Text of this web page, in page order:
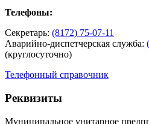
Телефоны:
Секретарь: (8172) 75-07-11
Аварийно-диспетчерская служба:
(круглосуточно)
Телефонный справочник
Реквизиты
Муниципальное унитарное